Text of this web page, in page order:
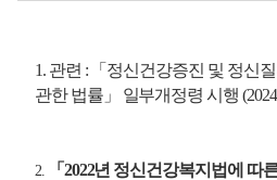
1. 관련 : 「 정신건강증진 및 정신
관한 법률」 일부개정령 시행
2. 「 2022년 정신건강복지법에 따